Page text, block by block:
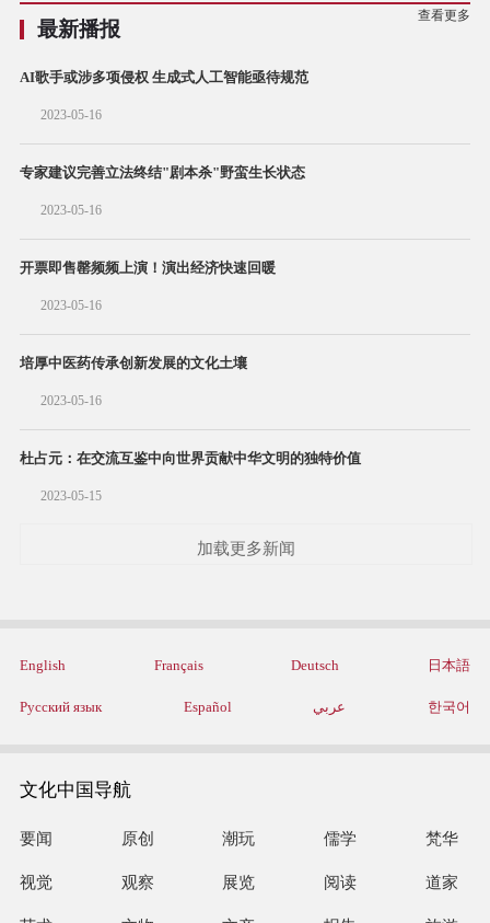
最新播报
查看更多
AI歌手或涉多项侵权 生成式人工智能亟待规范
2023-05-16
专家建议完善立法终结"剧本杀"野蛮生长状态
2023-05-16
开票即售罄频频上演！演出经济快速回暖
2023-05-16
培厚中医药传承创新发展的文化土壤
2023-05-16
杜占元：在交流互鉴中向世界贡献中华文明的独特价值
2023-05-15
加载更多新闻
English Français Deutsch 日本語
Русский язык Español عربي 한국어
文化中国导航
要闻 原创 潮玩 儒学 梵华
视觉 观察 展览 阅读 道家